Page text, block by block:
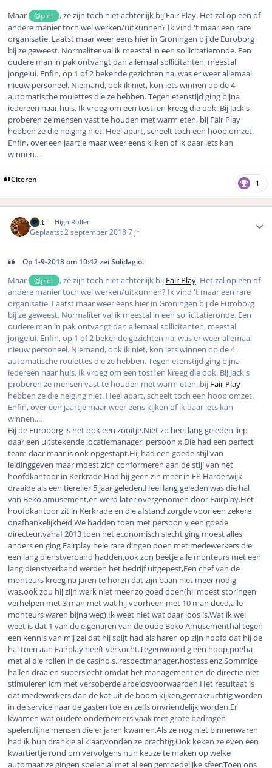
Maar @piet
, ze zijn toch niet achterlijk bij Fair Play. Het zal op een of
andere manier toch wel werken/uitkunnen? Ik vind 't maar een rare
organisatie. Laatst maar weer eens hier in Groningen bij de Euroborg
bij ze geweest. Normaliter val ik meestal in een sollicitatieronde. Een
oudere man in pak ontvangt dan allemaal sollicitanten, meestal
jongelui. Enfin, op 1 of 2 bekende gezichten na, was er weer allemaal
nieuw personeel. Niemand, ook ik niet, kon iets winnen op de 4
automatische roulettes die ze hebben. Tegen etenstijd ging bijna
iedereen naar huis. Ik vroeg om een tosti en kreeg die ook. Bij Jack's
proberen ze mensen vast te houden met warm eten, bij Fair Play
hebben ze die neiging niet. Heel apart, scheelt toch een hoop omzet.
Enfin, over een jaartje maar weer eens kijken of ik daar iets kan
winnen....
Citeren 1
piet High Roller
Geplaatst 2 september 20187 jr
Op 1-9-2018 om 10:42 zei Solidagio:
Maar @piet , ze zijn toch niet achterlijk bij Fair Play. Het zal op een of
andere manier toch wel werken/uitkunnen? Ik vind 't maar een rare
organisatie. Laatst maar weer eens hier in Groningen bij de Euroborg
bij ze geweest. Normaliter val ik meestal in een sollicitatieronde. Een
oudere man in pak ontvangt dan allemaal sollicitanten, meestal
jongelui. Enfin, op 1 of 2 bekende gezichten na, was er weer allemaal
nieuw personeel. Niemand, ook ik niet, kon iets winnen op de 4
automatische roulettes die ze hebben. Tegen etenstijd ging bijna
iedereen naar huis. Ik vroeg om een tosti en kreeg die ook. Bij Jack's
proberen ze mensen vast te houden met warm eten, bij Fair Play
hebben ze die neiging niet. Heel apart, scheelt toch een hoop omzet.
Enfin, over een jaartje maar weer eens kijken of ik daar iets kan
winnen....
Bij de Euroborg is het ook een zooitje.Niet zo heel lang geleden liep
daar een uitstekende locatiemanager, persoon x.Die had een perfect
team daar maar is ook opgestapt.Hij had een goede stijl van
leidinggeven maar moest zich conformeren aan de stijl van het
hoofdkantoor in Kerkrade.Had hij geen zin meer in.FP Harderwijk
draaide als een tierelier 5 jaar geleden.Heel lang geleden was die hal
van Beko amusement,en werd later overgenomen door Fairplay.Het
hoofdkantoor zit in Kerkrade en die afstand zorgde voor een zekere
onafhankelijkheid.We hadden toen met persoon y een goede
directeur,vanaf 2013 toen het economisch slecht ging moest alles
anders en ging Fairplay hele rare dingen doen met medewerkers die
een lang dienstverband hadden,ook zon beetje alle monteurs met een
lang dienstverband werden het bedrijf uitgepest,Een chef van de
monteurs kreeg na jaren te horen dat zijn baan niet meer nodig
was,ook zou hij zijn werk niet meer zo goed doen(hij moest storingen
verhelpen met 3 man met wat hij voorheen met 10 man deed,alle
monteurs waren bijna weg).Ik weet niet wat daar loos is.Wat ik wel
weet is dat 1 van de eigenaren van de oude Beko Amusementhal tegen
een kennis van mij zei dat hij spijt had als haren op zijn hoofd dat hij de
hal toen aan Fairplay heeft verkocht.Tegenwoordig een hoop poeha
met al die rollen in de casino,s..respectmanager,hostess enz.Sommige
hallen draaien superslecht omdat het management en de directie niet
stimuleren icm met versoberde arbeidsvoorwaarden.Het resultaat is
dat medewerkers dan de kat uit de boom kijken,gemakzuchtig worden
in de service naar de gasten toe en zelfs onvriendelijk worden.Er
kwamen wat oudere ondernemers vaak met grote bedragen
spelen,fijne mensen die er jaren kwamen.Als ze nog niet binnenwaren
had ik hun drankje al klaar,vonden ze prachtig.Ook keken ze even een
kwartiertje rond om vervolgens hun keuze te maken op welke
automaat ze gingen spelen,al met al een gemoedelijke sfeer.Toen ons